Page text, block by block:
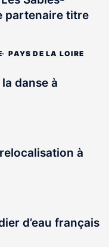
partenaire titre
PAYS DE LA LOIRE
danse à
à
d’eau français